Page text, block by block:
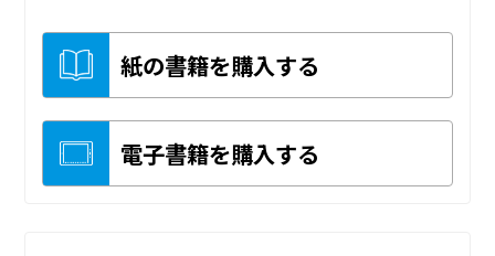
紙の書籍を購入する
電子書籍を購入する